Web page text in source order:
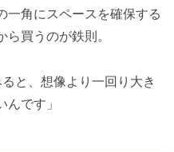
一角にスペースを確保する
買うのが鉄則。
と、想像より一回り大き
んです」